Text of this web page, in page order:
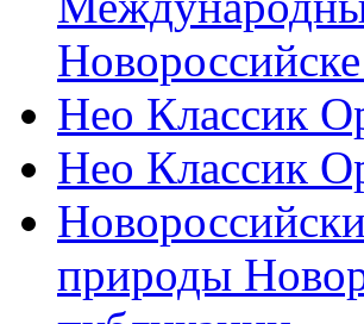
Нео Классик
Нео Классик
природы